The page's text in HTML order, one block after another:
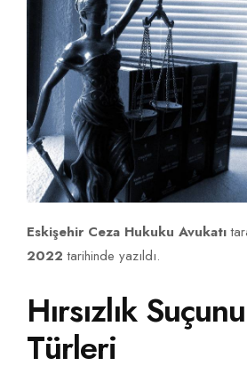
Eskişehir Ceza Hukuku Avukatı
2022 tarihinde yazıldı.
Hırsızlık
Türleri